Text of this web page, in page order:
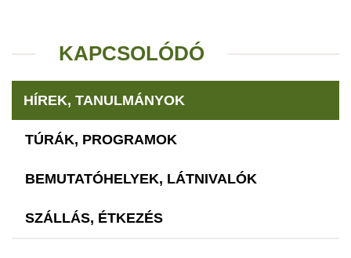
KAPCSOLÓDÓ
HÍREK, TANULMÁNYOK
TÚRÁK, PROGRAMOK
BEMUTATÓHELYEK, LÁTNIVALÓK
SZÁLLÁS, ÉTKEZÉS